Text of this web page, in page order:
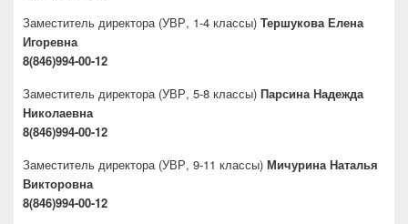
Заместитель директора (УВР, 1-4 классы) Тершукова Елена
Игоревна
8(846)994-00-12
Заместитель директора (УВР, 5-8 классы) Парсина Надежда
Николаевна
8(846)994-00-12
Заместитель директора (УВР, 9-11 классы) Мичурина Наталья
Викторовна
8(846)994-00-12